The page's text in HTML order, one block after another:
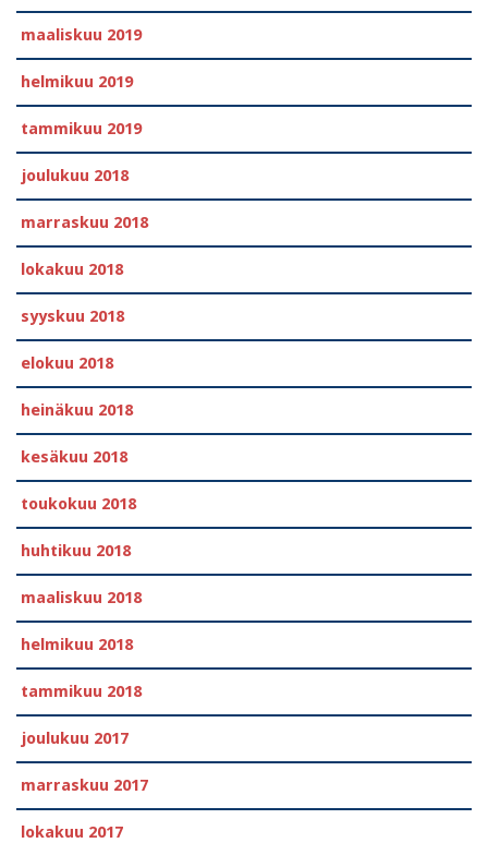
maaliskuu 2019
helmikuu 2019
tammikuu 2019
joulukuu 2018
marraskuu 2018
lokakuu 2018
syyskuu 2018
elokuu 2018
heinäkuu 2018
kesäkuu 2018
toukokuu 2018
huhtikuu 2018
maaliskuu 2018
helmikuu 2018
tammikuu 2018
joulukuu 2017
marraskuu 2017
lokakuu 2017